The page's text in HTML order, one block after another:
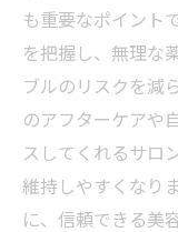
も重要なポイント
を把握し、無理な
ブルのリスクを減
のアフターケアや
スしてくれるサロ
維持しやすくなり
に、信頼できる美